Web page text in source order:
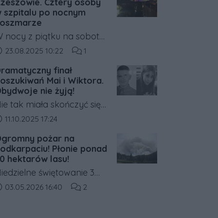
Popiełuszki w
Ludzie nie mogą
się z klatki.
szpitalu po nocnym
nocy z piątku na sobotę,
jednym z bloków
Siemiradzkiego w
wybuchł groźny
Walka z żywiołem
blisko trzy godziny,
do szpitala.
dodania artykułu:
23.08.2025 10:22 Liczba komentarzy artykułu:
1
finał
Mai i Wiktora.
nie żyją!
tak miała skończyć się
historia. Tysiące
z Komendy
Policji w Rzeszowie
wsparciu policjantów
Wojewódzkiej
dodania artykułu:
11.10.2025 17:24
pożar na
Płonie ponad
hektarów lasu!
świętowanie 3
w regionie
dodania artykułu:
03.05.2026 16:40 Liczba komentarzy artykułu:
2